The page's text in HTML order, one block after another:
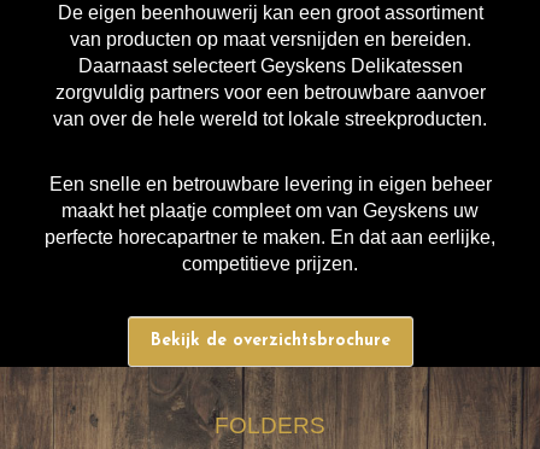
De eigen beenhouwerij kan een groot assortiment
van producten op maat versnijden en bereiden.
Daarnaast selecteert Geyskens Delikatessen
zorgvuldig partners voor een betrouwbare aanvoer
van over de hele wereld tot lokale streekproducten.
Een snelle en betrouwbare levering in eigen beheer
maakt het plaatje compleet om van Geyskens uw
perfecte horecapartner te maken. En dat aan eerlijke,
competitieve prijzen.
Bekijk de overzichtsbrochure
FOLDERS